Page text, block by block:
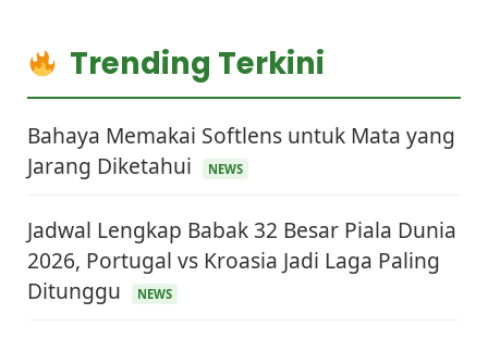
Trending Terkini
Bahaya Memakai Softlens untuk Mata yang
Jarang Diketahui
NEWS
Jadwal Lengkap Babak 32 Besar Piala Dunia
2026, Portugal vs Kroasia Jadi Laga Paling
Ditunggu
NEWS